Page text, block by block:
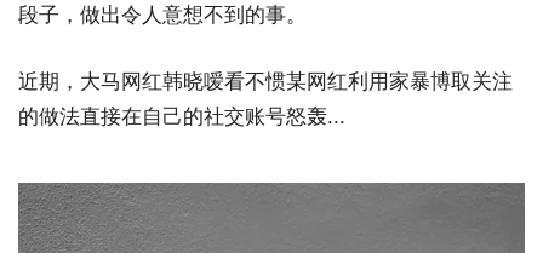
段子，做出令人意想不到的事。
近期，大马网红韩晓嗳看不惯某网红利用家暴博取关注
的做法直接在自己的社交账号怒轰...